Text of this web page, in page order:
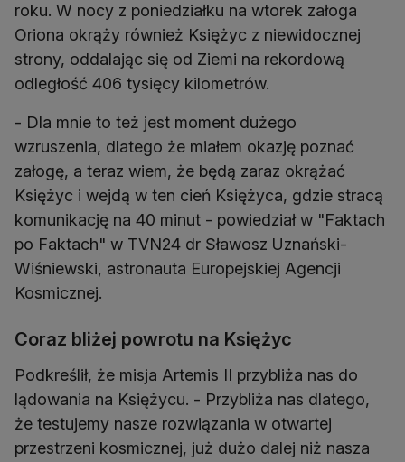
roku. W nocy z poniedziałku na wtorek załoga
Oriona okrąży również Księżyc z niewidocznej
strony, oddalając się od Ziemi na rekordową
odległość 406 tysięcy kilometrów.
- Dla mnie to też jest moment dużego
wzruszenia, dlatego że miałem okazję poznać
załogę, a teraz wiem, że będą zaraz okrążać
Księżyc i wejdą w ten cień Księżyca, gdzie stracą
komunikację na 40 minut - powiedział w "Faktach
po Faktach" w TVN24 dr Sławosz Uznański-
Wiśniewski, astronauta Europejskiej Agencji
Kosmicznej.
Coraz bliżej powrotu na Księżyc
Podkreślił, że misja Artemis II przybliża nas do
lądowania na Księżycu. - Przybliża nas dlatego,
że testujemy nasze rozwiązania w otwartej
przestrzeni kosmicznej, już dużo dalej niż nasza